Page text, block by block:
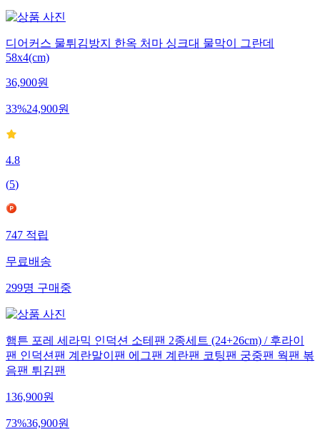
디어커스 물튀김방지 한옥 처마 싱크대 물막이 그란데
58x4(cm)
36,900원
33%24,900원
4.8
(5)
747적립
무료배송
299명구매중
햄튼 포레 세라믹 인덕션 소테팬 2종세트 (24+26cm) / 후라이
팬 인덕션팬 계란말이팬 에그팬 계란팬 코팅팬 궁중팬 웍팬 볶
음팬 튀김팬
136,900원
73%36,900원